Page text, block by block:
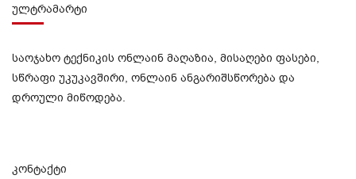
ულტრამარტი
საოჯახო ტექნიკის ონლაინ მაღაზია, მისაღები ფასები,
სწრაფი უკუკავშირი, ონლაინ ანგარიშსწორება და
დროული მიწოდება.
კონტაქტი